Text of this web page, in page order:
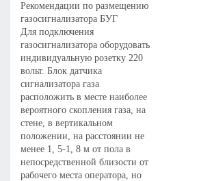
Рекомендации по размещению
газосигнализатора БУГ
Для подключения
газосигнализатора оборудовать
индивидуальную розетку 220
вольт. Блок датчика
сигнализатора газа
расположить в месте наиболее
вероятного скопления газа, на
стене, в вертикальном
положении, на расстоянии не
менее 1, 5-1, 8 м от пола в
непосредственной близости от
рабочего места оператора, но